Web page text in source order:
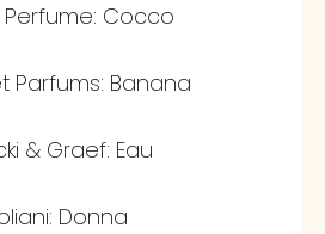
Cocco
Parfums: Banana
& Graef: Eau
Donna